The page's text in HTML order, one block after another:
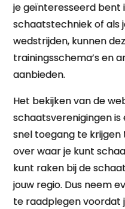
je geïnteresseerd
schaatstechniek of als
wedstrijden, kunnen
trainingsschema’s en
aanbieden.
Het bekijken van de
schaatsverenigingen
snel toegang te
over waar je kunt
kunt raken bij de
jouw regio. Dus neem
te raadplegen voordat